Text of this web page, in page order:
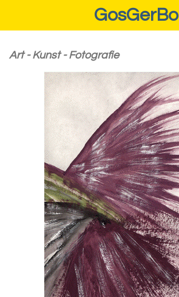
de
GosGerBo
Art - Kunst - Fotografie